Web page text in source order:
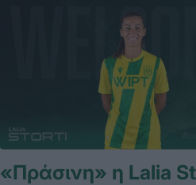
«Πράσινη» η Lalia